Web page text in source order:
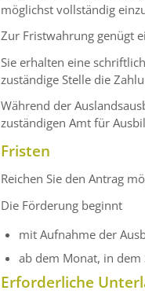
möglichst vollständig
Zur Fristwahrung genügt
Sie erhalten eine
zuständige Stelle die
Während der
zuständigen Amt für
Fristen
Reichen Sie den Antrag
Die Förderung beginnt
mit Aufnahme der
ab dem Monat, in dem
Erforderliche